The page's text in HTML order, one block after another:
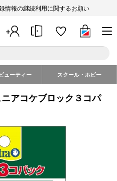
情報の継続利用に関するお願い
ューティー スクール・ホビー
アコケブロック３コパ